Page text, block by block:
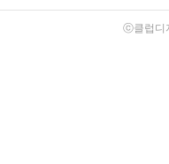
ⓒ클럽디